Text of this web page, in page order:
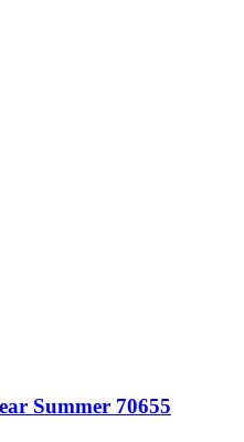
Summer 70655